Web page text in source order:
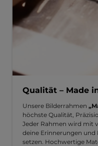
Qualität – Made
Unsere Bilderrahmen
höchste Qualität,
Jeder Rahmen wird mit
deine Erinnerungen und
setzen. Hochwertige